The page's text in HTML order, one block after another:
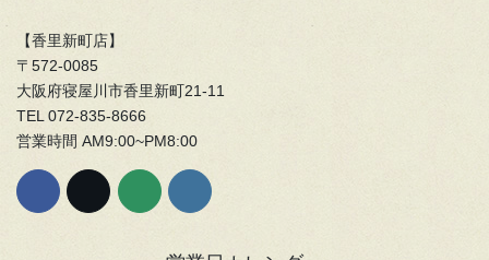
【香里新町店】
〒572-0085
大阪府寝屋川市香里新町21-11
TEL 072-835-8666
営業時間 AM9:00~PM8:00